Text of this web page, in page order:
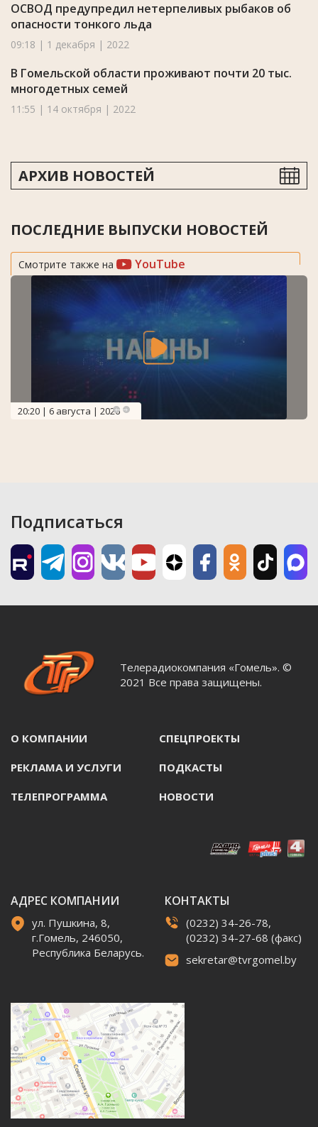
ОСВОД предупредил нетерпеливых рыбаков об
опасности тонкого льда
09:18 | 1 декабря | 2022
В Гомельской области проживают почти 20 тыс.
многодетных семей
11:55 | 14 октября | 2022
АРХИВ НОВОСТЕЙ
ПОСЛЕДНИЕ ВЫПУСКИ НОВОСТЕЙ
Смотрите также на YouTube
20:20 | 6 августа | 2026
Подписаться
Телерадиокомпания «Гомель». ©
2021 Все права защищены.
О КОМПАНИИ СПЕЦПРОЕКТЫ
РЕКЛАМА И УСЛУГИ ПОДКАСТЫ
ТЕЛЕПРОГРАММА НОВОСТИ
АДРЕС КОМПАНИИ
ул. Пушкина, 8,
г.Гомель, 246050,
Республика Беларусь.
КОНТАКТЫ
(0232) 34-26-78,
(0232) 34-27-68 (факс)
sekretar@tvrgomel.by